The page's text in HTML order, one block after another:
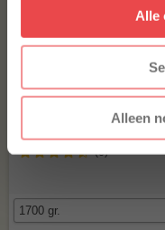
Alle
Alleen
(6)
* Alleen voor nieuwe
afgeprijsde producten.